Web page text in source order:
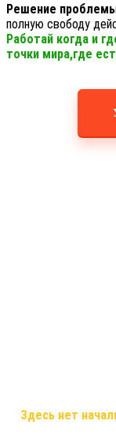
Решение
полную свободу
Работай когда и
точки мира,где
Здесь нет